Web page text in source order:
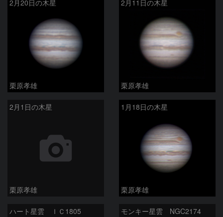
2月20日の木星
栗原孝雄
2月11日の木星
栗原孝雄
2月1日の木星
栗原孝雄
1月18日の木星
栗原孝雄
ハート星雲 ＩＣ1805 モンキー星雲 NGC2174